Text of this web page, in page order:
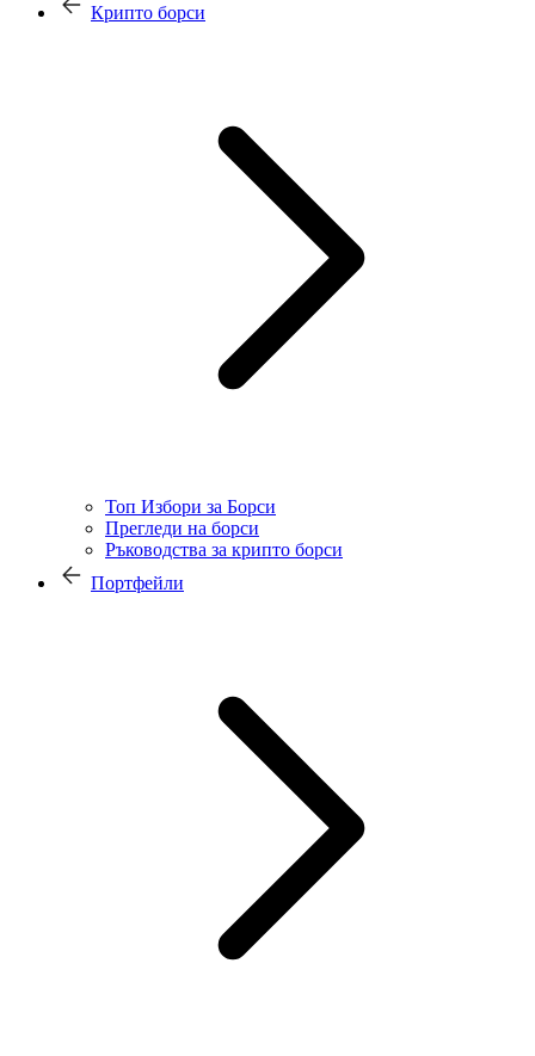
Крипто борси
Топ Избори за Борси
Прегледи на борси
Ръководства за крипто борси
Портфейли